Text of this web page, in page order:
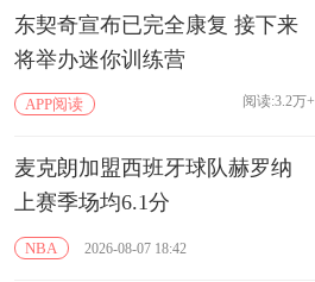
东契奇宣布已完全康复 接下来
将举办迷你训练营
APP阅读 阅读:3.2万+
麦克朗加盟西班牙球队赫罗纳
上赛季场均6.1分
NBA 2026-08-07 18:42